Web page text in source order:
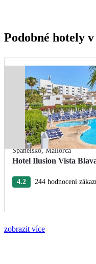
Podobné hotely
Španělsko,Mallorca
Hotel Ilusion Vista
4.2
244 hodnocení
zobrazit více